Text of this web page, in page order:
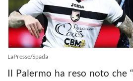
LaPresse/Spada
Il Palermo ha reso noto che